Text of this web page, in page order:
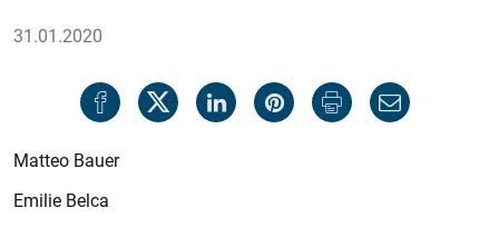
31.01.2020
Matteo Bauer
Emilie Belca